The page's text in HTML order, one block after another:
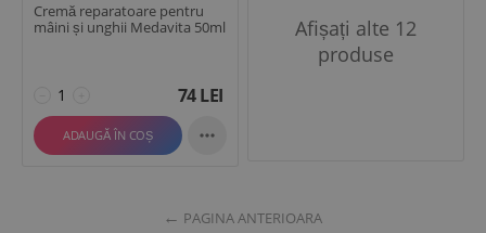
Cremă reparatoare pentru
mâini și unghii Medavita 50ml
74LEI
ADAUGĂ ÎN COȘ 
Afișați alte 12
produse
PAGINA ANTERIOARA